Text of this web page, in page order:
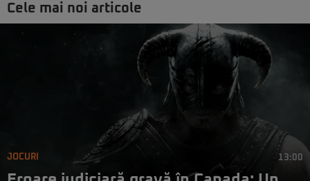
Cele mai noi articole
JOCURI 13:00